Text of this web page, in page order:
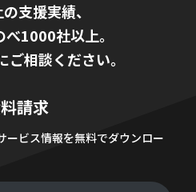
支援実績、
1000社以上。
ご相談ください。
請求
ービス情報を無料でダウンロー